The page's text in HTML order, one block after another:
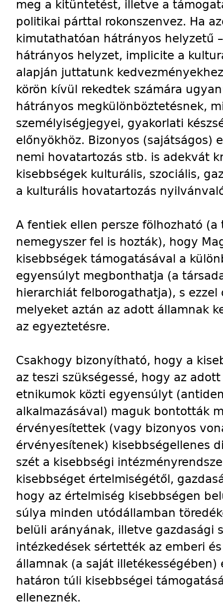
meg a kitüntetést, illetve a
politikai párttal rokonszenvez. Ha
kimutathatóan hátrányos helyzetű
hátrányos helyzet, implicite a
alapján juttatunk
körön kívül rekedtek számára
hátrányos megkülönböztetésnek,
személyiségjegyei, gyakorlati
előnyökhöz. Bizonyos (sajátságos)
nemi hovatartozás stb. is adekvát
kisebbségek kulturális, szociális,
a kulturális hovatartozás
A fentiek ellen persze fölhozható
nemegyszer fel is hozták), hogy
kisebbségek támogatásával a
egyensúlyt megbonthatja (a
hierarchiát felborogathatja), s
melyeket aztán az adott államnak
az egyeztetésre.
Csakhogy bizonyítható, hogy a
az teszi szükségessé, hogy az
etnikumok közti egyensúlyt
alkalmazásával) maguk bontották
érvényesítettek (vagy bizonyos
érvényesítenek) kisebbségellenes
szét a kisebbségi
kisebbséget értelmiségétől,
hogy az értelmiség kisebbségen
súlya minden utódállamban
belüli arányának, illetve gazdasági
intézkedések sértették az emberi
államnak (a saját
határon túli kisebbségei
elleneznék.